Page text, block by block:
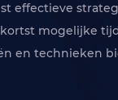
effectieve
mogelijke
en technieken